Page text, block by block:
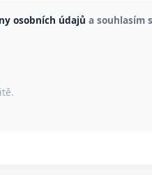
osobních údajů a souhlasím